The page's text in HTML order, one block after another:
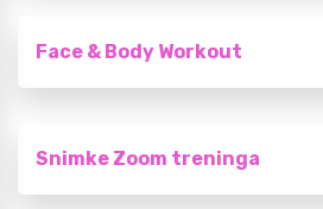
Face & Body Workout
Snimke Zoom treninga